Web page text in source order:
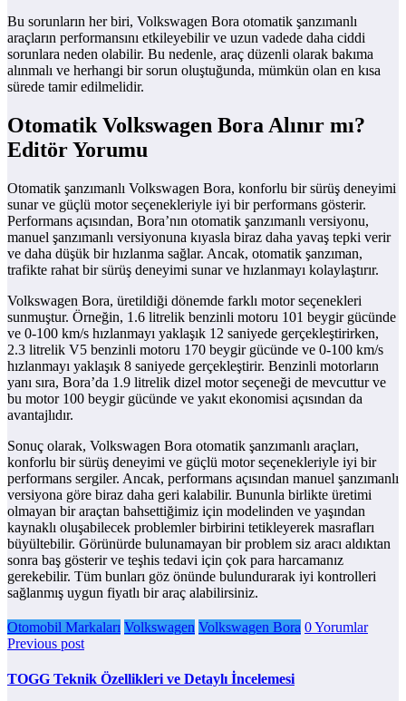
Bu sorunların her biri, Volkswagen Bora otomatik şanzımanlı
araçların performansını etkileyebilir ve uzun vadede daha ciddi
sorunlara neden olabilir. Bu nedenle, araç düzenli olarak bakıma
alınmalı ve herhangi bir sorun oluştuğunda, mümkün olan en kısa
sürede tamir edilmelidir.
Otomatik Volkswagen Bora Alınır mı?
Editör Yorumu
Otomatik şanzımanlı Volkswagen Bora, konforlu bir sürüş deneyimi
sunar ve güçlü motor seçenekleriyle iyi bir performans gösterir.
Performans açısından, Bora’nın otomatik şanzımanlı versiyonu,
manuel şanzımanlı versiyonuna kıyasla biraz daha yavaş tepki verir
ve daha düşük bir hızlanma sağlar. Ancak, otomatik şanzıman,
trafikte rahat bir sürüş deneyimi sunar ve hızlanmayı kolaylaştırır.
Volkswagen Bora, üretildiği dönemde farklı motor seçenekleri
sunmuştur. Örneğin, 1.6 litrelik benzinli motoru 101 beygir gücünde
ve 0-100 km/s hızlanmayı yaklaşık 12 saniyede gerçekleştirirken,
2.3 litrelik V5 benzinli motoru 170 beygir gücünde ve 0-100 km/s
hızlanmayı yaklaşık 8 saniyede gerçekleştirir. Benzinli motorların
yanı sıra, Bora’da 1.9 litrelik dizel motor seçeneği de mevcuttur ve
bu motor 100 beygir gücünde ve yakıt ekonomisi açısından da
avantajlıdır.
Sonuç olarak, Volkswagen Bora otomatik şanzımanlı araçları,
konforlu bir sürüş deneyimi ve güçlü motor seçenekleriyle iyi bir
performans sergiler. Ancak, performans açısından manuel şanzımanlı
versiyona göre biraz daha geri kalabilir. Bununla birlikte üretimi
olmayan bir araçtan bahsettiğimiz için modelinden ve yaşından
kaynaklı oluşabilecek problemler birbirini tetikleyerek masrafları
büyültebilir. Görünürde bulunamayan bir problem siz aracı aldıktan
sonra baş gösterir ve teşhis tedavi için çok para harcamanız
gerekebilir. Tüm bunları göz önünde bulundurarak iyi kontrolleri
sağlanmış uygun fiyatlı bir araç alabilirsiniz.
Otomobil Markaları Volkswagen Volkswagen Bora 0 Yorumlar
Previous post
TOGG Teknik Özellikleri ve Detaylı İncelemesi